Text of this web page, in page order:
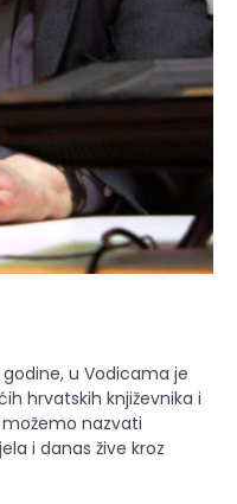
godine, u Vodicama je
hrvatskih književnika i
nazvati
i danas žive kroz